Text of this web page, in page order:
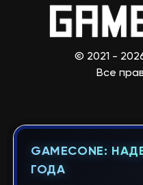
© 2021 -
Все
GAMECONE:
ГОДА